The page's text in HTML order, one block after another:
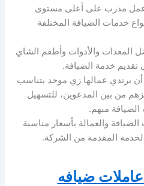
عمل مدرب على أعلى مستوى
خدمات الضيافة المختلفة
المعدات والأدوات وأطقم الشاي
تقديم خدمة الضيافة.
يرتدي عمالها زي موحد يتناسب
من بين المدعوين، للتسهيل
منهم.
والعمالة بأسعار مناسبة
بالخدمة المقدمة من الشركة.
ضيافه